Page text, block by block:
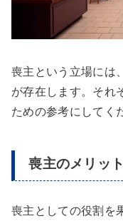
喪主という立場には
が存在します。それ
ための参考にしてく
喪主のメリット
喪主としての役割を